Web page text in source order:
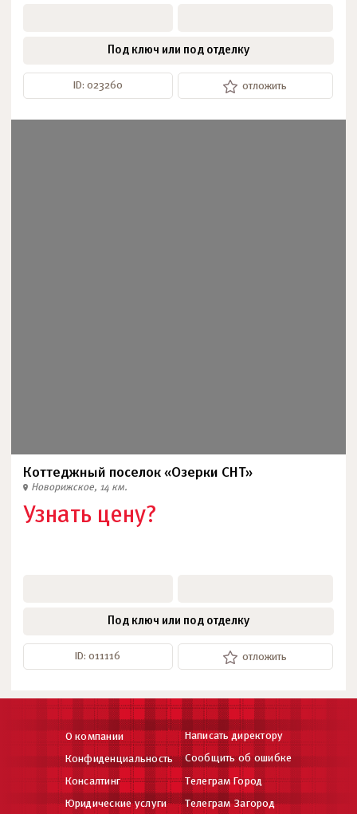
Под ключ или под отделку
ID: 023260 отложить
Коттеджный поселок «Озерки СНТ»
Новорижское, 14 км.
Узнать цену?
Под ключ или под отделку
ID: 011116 отложить
О компании
Конфиденциальность
Консалтинг
Юридические услуги
Написать директору
Сообщить об ошибке
Телеграм Город
Телеграм Загород